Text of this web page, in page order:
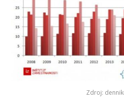
Zdroj: